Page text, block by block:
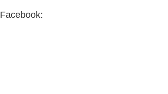
Facebook: